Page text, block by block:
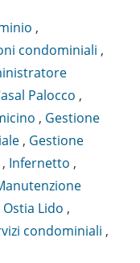
,
condominiali ,
Palocco ,
, Gestione
, Gestione
, Infernetto ,
Ostia Lido ,
condominiali ,